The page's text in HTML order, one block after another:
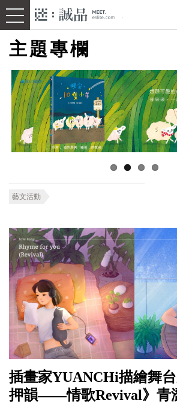
主題專欄
藝文活動
插畫家YUANCHi描繪舞
押韻——情歌Revival》青